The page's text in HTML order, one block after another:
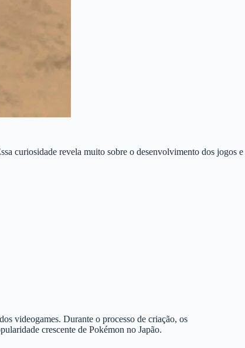
curiosidade revela muito sobre o desenvolvimento dos jogos e
videogames. Durante o processo de criação, os
crescente de Pokémon no Japão.